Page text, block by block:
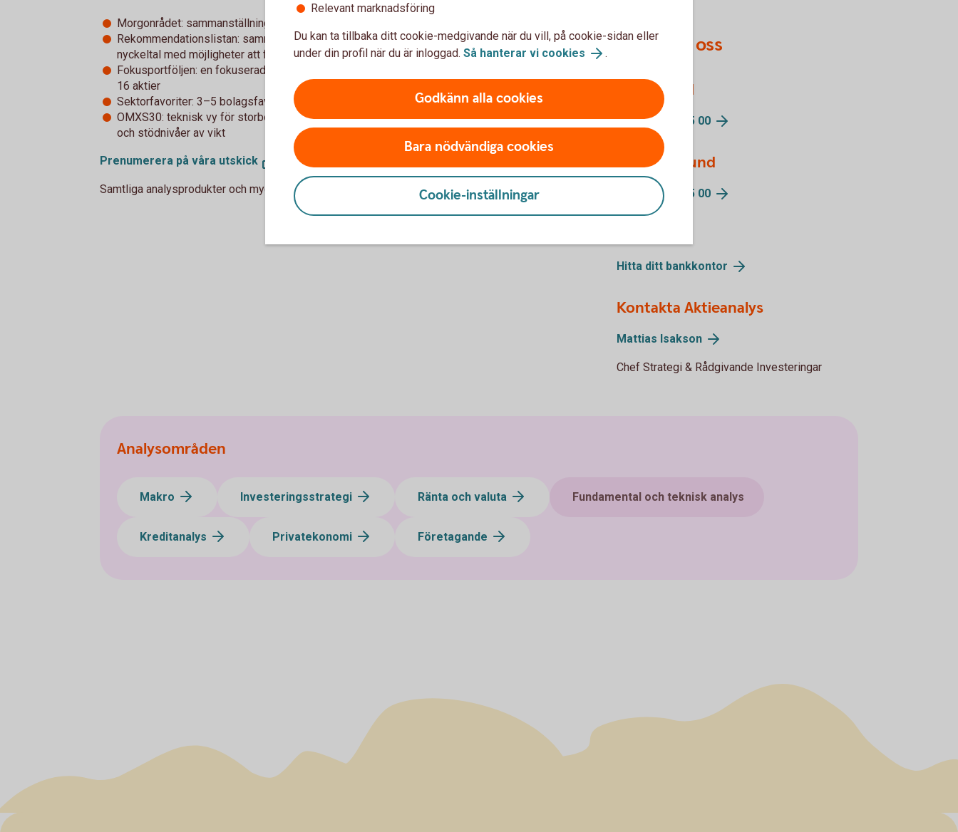
Morgonrådet: sammanställning över dagens aktieanalyser
Rekommendationslistan: sammanställning av rekommendationer, riktkurser och
nyckeltal med möjligheter att filtrera fram sin egen bolagsfavorit.
Fokusportföljen: en fokuserad och diversifierad svensk basportfölj, bestående av 12-
16 aktier
Sektorfavoriter: 3–5 bolagsfavoriter i respektive sektor
OMXS30: teknisk vy för storbolagsindexet OMXS30, inklusive aktuella motstånd–
och stödnivåer av vikt
Prenumerera på våra utskick
Samtliga analysprodukter och mycket annan marknadsinformation finns påAktiellt
Kontakta oss
Privatkund
Ring 033-16 65 00
Företagskund
Ring 033-16 65 00
Hitta ditt bankkontor
Kontakta Aktieanalys
Mattias Isakson
Chef Strategi & Rådgivande Investeringar
Analysområden
Makro Investeringsstrategi Ränta och valuta Fundamental och teknisk analys
Kreditanalys Privatekonomi Företagande
Relevant marknadsföring
Du kan ta tillbaka ditt cookie-medgivande när du vill, på cookie-sidan eller
under din profil när du är inloggad. Så hanterar vi cookies .
Godkänn alla cookies
Bara nödvändiga cookies
Cookie-inställningar